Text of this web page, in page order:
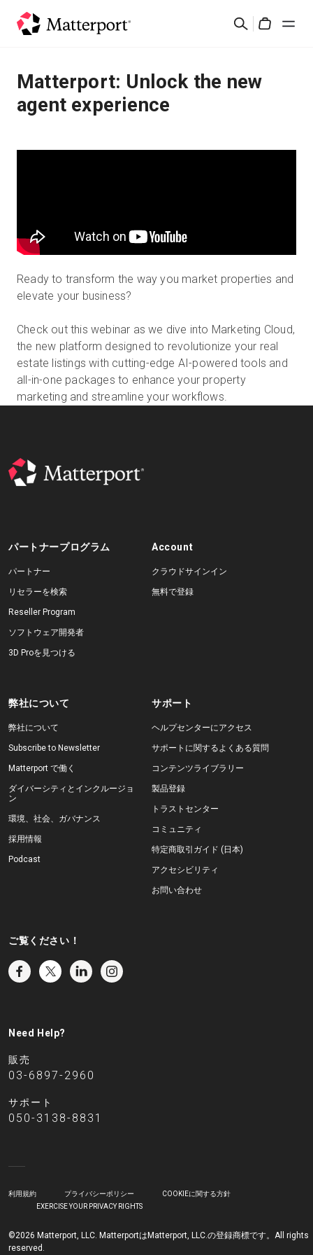
検
ソリューション
製品
料金設定
最新情報
お問い合わせ
無料トライアル
営業担当 :03-6897-2960
Matterport: Unlock the new
agent experience
Ready to transform the way you market properties and
elevate your business?
Check out this webinar as we dive into Marketing Cloud,
the new platform designed to revolutionize your real
estate listings with cutting-edge AI-powered tools and
all-in-one packages to enhance your property
marketing and streamline your workflows.
パートナープログラム
パートナー
リセラーを検索
Reseller Program
ソフトウェア開発者
3D Proを見つける
Account
クラウドサインイン
無料で登録
弊社について
弊社について
Subscribe to Newsletter
Matterport で働く
ダイバーシティとインクルージョ
ン
環境、社会、ガバナンス
採用情報
Podcast
サポート
ヘルプセンターにアクセス
サポートに関するよくある質問
コンテンツライブラリー
製品登録
トラストセンター
コミュニティ
特定商取引ガイド (日本)
アクセシビリティ
お問い合わせ
ご覧ください！
Need Help?
販売
03-6897-2960
サポート
050-3138-8831
©2026 Matterport, LLC. MatterportはMatterport, LLC.の登録商標です。All rights
reserved.
利用規約 プライバシーポリシー
COOKIEに関する方針
EXERCISE YOUR PRIVACY RIGHTS